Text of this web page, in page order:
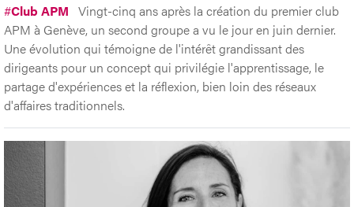
#Club APM Vingt-cinq ans après la création du premier club
APM à Genève, un second groupe a vu le jour en juin dernier.
Une évolution qui témoigne de l'intérêt grandissant des
dirigeants pour un concept qui privilégie l'apprentissage, le
partage d'expériences et la réflexion, bien loin des réseaux
d'affaires traditionnels.